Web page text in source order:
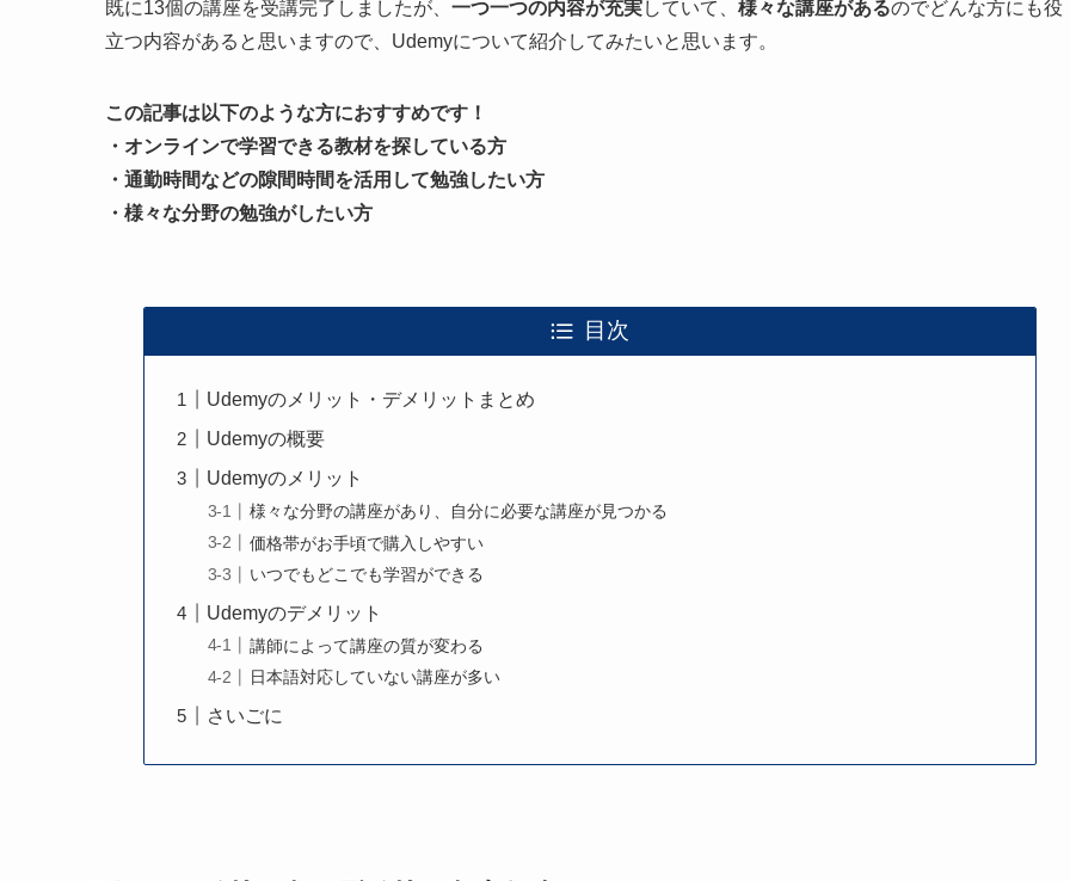
既に13個の講座を受講完了しましたが、 一つ一つの内容が充実していて、 様々な講座があるのでどんな方にも役
立つ内容があると思いますので、Udemyについて紹介してみたいと思います。
この記事は以下のような方におすすめです！
・オンラインで学習できる教材を探している方
・通勤時間などの隙間時間を活用して勉強したい方
・様々な分野の勉強がしたい方
目次
Udemyのメリット・デメリットまとめ
Udemyの概要
Udemyのメリット
様々な分野の講座があり、自分に必要な講座が見つかる
価格帯がお手頃で購入しやすい
いつでもどこでも学習ができる
Udemyのデメリット
講師によって講座の質が変わる
日本語対応していない講座が多い
さいごに